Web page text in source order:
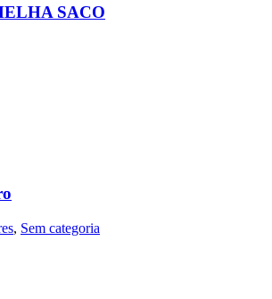
SACO
, Sem categoria